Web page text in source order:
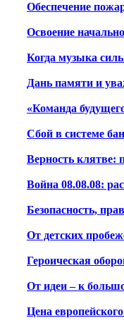
Обеспечение
Освоение
Когда музыка
Дань памяти и
«Команда
Сбой в системе
Верность клятве:
Война 08.08.08:
Безопасность,
От детских
Героическая
От идеи – к
Цена